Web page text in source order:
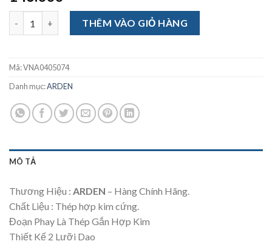
Mũi điêu khắc / Mũi chạy chỉ mã VNA0405074 1/4"*1/2" số lượng
THÊM VÀO GIỎ HÀNG
Mã:VNA0405074
Danh mục:ARDEN
MÔ TẢ
Thương Hiệu : ARDEN – Hàng Chính Hãng.
Chất Liệu : Thép hợp kim cứng.
Đoạn Phay Là Thép Gắn Hợp Kim
Thiết Kế 2 Lưỡi Dao